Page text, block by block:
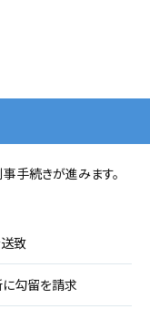
手続きが進みます。
致
勾留を請求